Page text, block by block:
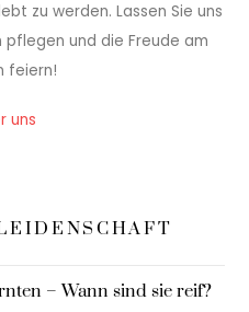
zu werden. Lassen Sie uns
und die Freude am
feiern!
uns
– Wann sind sie reif?